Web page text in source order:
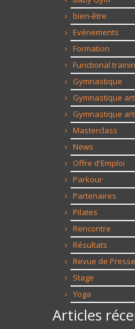
bien-être
Evénements
Formation
Functional
Gymnastique
Gymnastique
Gymnastique
Masterclass
News
Offre d'Emploi
Parkour
Partenaires
Pilates
Rencontre
Résultats
Revue de Presse
Stage
Yoga
Articles